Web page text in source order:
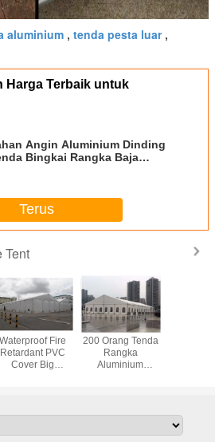
aluminium , tenda pesta luar,
Harga Terbaik untuk
Angin Aluminium Dinding
Bingkai Rangka Baja
Terus
Tent
Waterproof Fire
Retardant PVC
Cover Big
200 Orang Tenda
Rangka
Aluminium
Lainnya